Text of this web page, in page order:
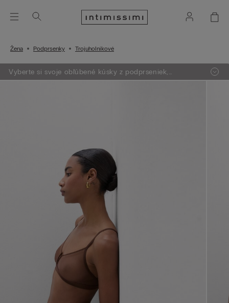
Žena Podprsenky Trojuholníkové
Vyberte si svoje obľúbené kúsky z podprseniek,
oblečenia, pyžám a lingerie. Vložte do košíka 4 produkty